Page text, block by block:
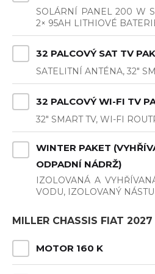
SOLÁRNÍ PANEL 200 W
2× 95AH LITHIOVÉ
32 PALCOVÝ SAT TV
SATELITNÍ ANTÉNA, 32"
32 PALCOVÝ WI-FI TV
32" SMART TV, WI-FI
WINTER PAKET
ODPADNÍ NÁDRŽ)
IZOLOVANÁ A
VODU, IZOLOVANÝ
MILLER CHASSIS FIAT 2027
MOTOR 160 K